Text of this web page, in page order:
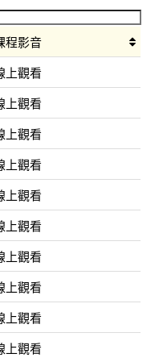
程影音
上觀看
上觀看
上觀看
上觀看
上觀看
上觀看
上觀看
上觀看
上觀看
上觀看